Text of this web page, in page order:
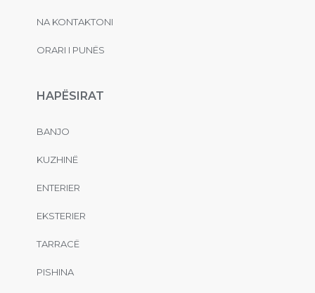
NA KONTAKTONI
ORARI I PUNËS
HAPËSIRAT
BANJO
KUZHINË
ENTERIER
EKSTERIER
TARRACË
PISHINA